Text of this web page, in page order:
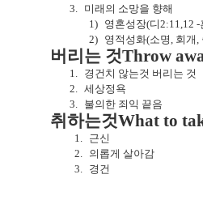
3.
미래의 소망을 향해
1) 영혼성장(디2:11,12 -
2) 영적성화(소명 회개
버리는 것Throw
1.
경건치 않는것 버리는 것
2.
세상정욕
3.
불의한 죄익 끝음
취하는것What to
1.
근신
2.
의롭게 살아감
3.
경건